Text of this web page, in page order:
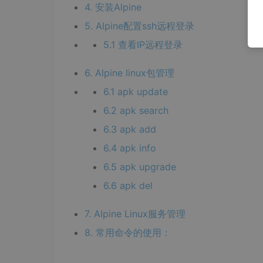
4. 安装Alpine
5. Alpine配置ssh远程登录
5.1 查看IP远程登录
6. Alpine linux包管理
6.1 apk update
6.2 apk search
6.3 apk add
6.4 apk info
6.5 apk upgrade
6.6 apk del
7. Alpine Linux服务管理
8. 常用命令的使用：